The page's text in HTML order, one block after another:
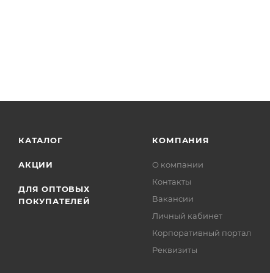
КАТАЛОГ
АКЦИИ
ДЛЯ ОПТОВЫХ
ПОКУПАТЕЛЕЙ
КОМПАНИЯ
О компании
Контакты
Вакансии
Личный кабинет
Корпоративный портал
Реквизиты